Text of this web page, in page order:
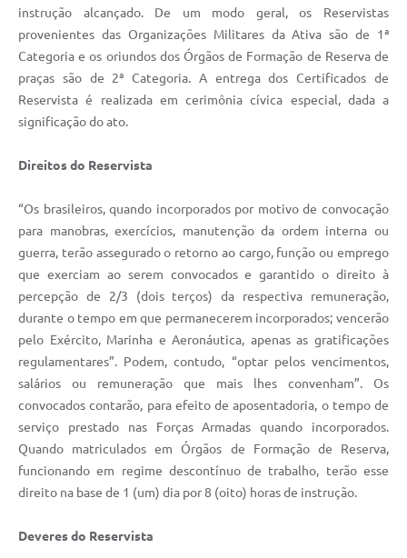
instrução alcançado. De um modo geral, os Reservistas
provenientes das Organizações Militares da Ativa são de 1ª
Categoria e os oriundos dos Órgãos de Formação de Reserva de
praças são de 2ª Categoria. A entrega dos Certificados de
Reservista é realizada em cerimônia cívica especial, dada a
significação do ato.
Direitos do Reservista
“Os brasileiros, quando incorporados por motivo de convocação
para manobras, exercícios, manutenção da ordem interna ou
guerra, terão assegurado o retorno ao cargo, função ou emprego
que exerciam ao serem convocados e garantido o direito à
percepção de 2/3 (dois terços) da respectiva remuneração,
durante o tempo em que permanecerem incorporados; vencerão
pelo Exército, Marinha e Aeronáutica, apenas as gratificações
regulamentares”. Podem, contudo, “optar pelos vencimentos,
salários ou remuneração que mais lhes convenham”. Os
convocados contarão, para efeito de aposentadoria, o tempo de
serviço prestado nas Forças Armadas quando incorporados.
Quando matriculados em Órgãos de Formação de Reserva,
funcionando em regime descontínuo de trabalho, terão esse
direito na base de 1 (um) dia por 8 (oito) horas de instrução.
Deveres do Reservista